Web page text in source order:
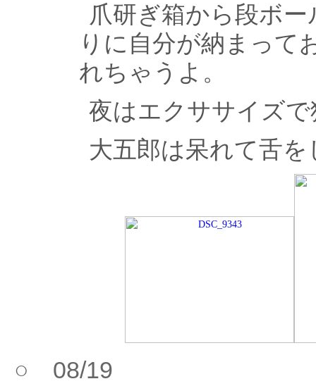
爪研ぎ箱から段ボ
りに自分が納まって
れちゃうよ。
夜はエクササイズ
大五郎は呆れて舌
○ 08/19